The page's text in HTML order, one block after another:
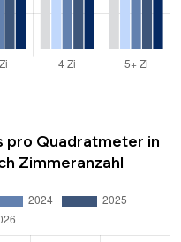
pro Quadratmeter in
Zimmeranzahl